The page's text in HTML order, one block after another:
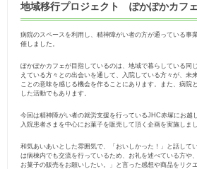
地域移行プロジェクト ぽかぽかカフェ
病院のスペースを利用し、精神障がい者の方が通っている事
催しました。
ぽかぽかカフェが目指しているのは、地域で暮らしている同
えている方々との出会いを通して、入院している方々が、未
ことの意味を感じる機会を作ることにあります。また、病院
した活動でもあります。
今回は精神障がい者の就労支援を行っているJHC赤塚にお越
入院患者さまを中心にお菓子を販売して頂く企画を実施しまし
和気あいあいとした雰囲気で、「おいしかった！」と話して
は病棟内でも交流を行っているため、お礼を述べている方や
お菓子の販売をお願いしたい。」と言った感想や商品をリク